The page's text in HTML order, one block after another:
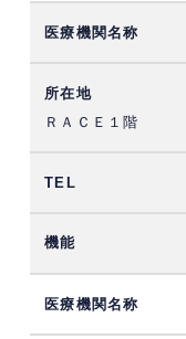
ＲＡＣＥ１階